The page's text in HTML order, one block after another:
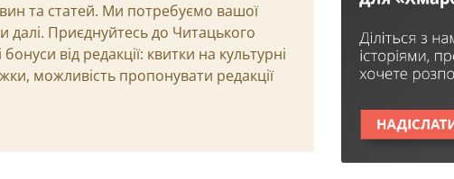
та статей. Ми потребуємо вашої
Приєднуйтесь до Читацького
від редакції: квитки на культурні
можливість пропонувати редакції